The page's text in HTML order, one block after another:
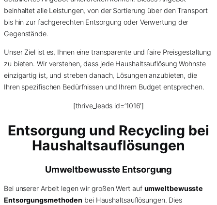
beinhaltet alle Leistungen, von der Sortierung über den Transport
bis hin zur fachgerechten Entsorgung oder Verwertung der
Gegenstände.
Unser Ziel ist es, Ihnen eine transparente und faire Preisgestaltung
zu bieten. Wir verstehen, dass jede Haushaltsauflösung Wohnste
einzigartig ist, und streben danach, Lösungen anzubieten, die
Ihren spezifischen Bedürfnissen und Ihrem Budget entsprechen.
[thrive_leads id=’1016′]
Entsorgung und Recycling bei
Haushaltsauflösungen
Umweltbewusste Entsorgung
Bei unserer Arbeit legen wir großen Wert auf umweltbewusste
Entsorgungsmethoden bei Haushaltsauflösungen. Dies